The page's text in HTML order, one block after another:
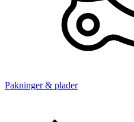
Pakninger & plader